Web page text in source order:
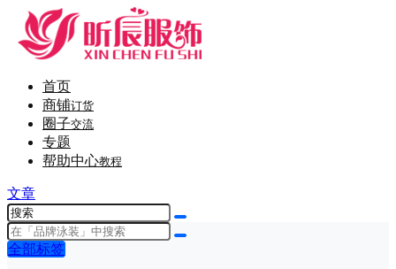
首页
商铺订货
圈子交流
专题
帮助中心教程
文章
全部标签